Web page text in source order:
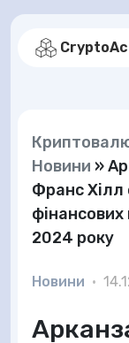
Новини »
Франс Хілл
фінансових
2024 року
Новини •